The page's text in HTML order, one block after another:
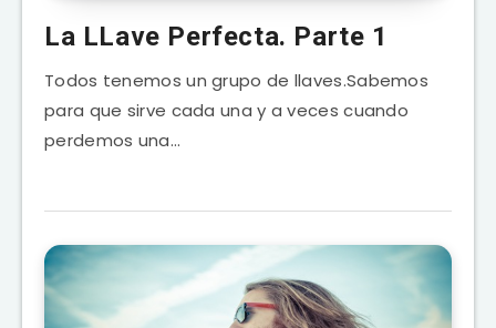
La LLave Perfecta. Parte 1
Todos tenemos un grupo de llaves.Sabemos
para que sirve cada una y a veces cuando
perdemos una…